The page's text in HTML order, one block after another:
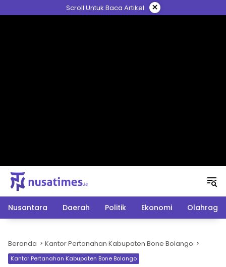
ke
Scroll Untuk Baca Artikel ×
Nusantara Daerah Politik Ekonomi Olahraga
Beranda Kantor Pertanahan Kabupaten Bone Bolango
Kantor Pertanahan Kabupaten Bone Bolango